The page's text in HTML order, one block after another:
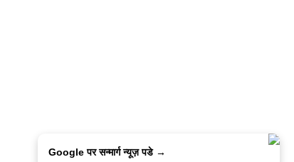
Google पर सन्मार्ग न्यूज़ पडे →